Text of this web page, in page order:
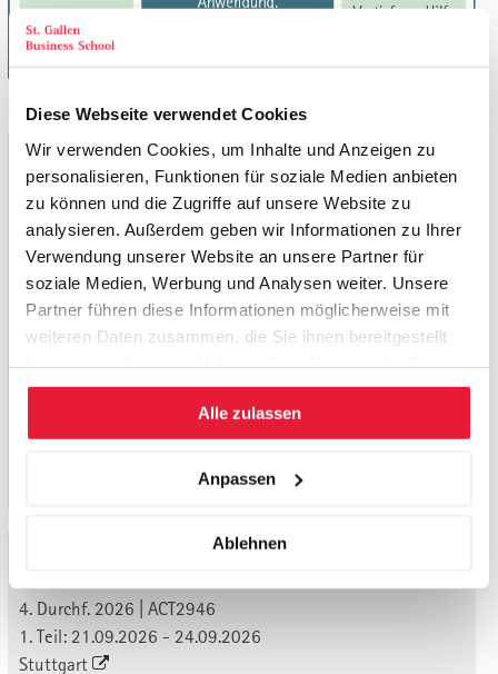
Diese Webseite verwendet Cookies
Wir verwenden Cookies, um Inhalte und Anzeigen zu
personalisieren, Funktionen für soziale Medien anbieten
zu können und die Zugriffe auf unsere Website zu
analysieren. Außerdem geben wir Informationen zu Ihrer
Verwendung unserer Website an unsere Partner für
soziale Medien, Werbung und Analysen weiter. Unsere
Partner führen diese Informationen möglicherweise mit
weiteren Daten zusammen, die Sie ihnen bereitgestellt
gesammelt haben.
Alle zulassen
Anpassen
Ablehnen
Mehr Details zum Seminar mit dem ZAP
Leistungsbestandteile
Die ZAP-Seminare bestehen aus folgenden
Leistungsbestandteilen:
Management-Seminar, in Präsenz oder Online-Live
Zurück am Arbeitsplatz: Monatsmodul zum
Lernprotokoll: Was habe ich gelernt, was will ich
2-Tages-Seminar in St. Gallen: Zur Vertiefung und zur
4. Durchf. 2026 | ACT2946
1. Teil: 21.09.2026 - 24.09.2026
Stuttgart